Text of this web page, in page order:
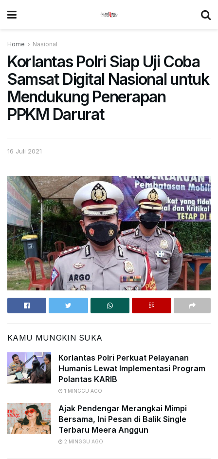
Home Nasional
Korlantas Polri Siap Uji Coba
Samsat Digital Nasional untuk
Mendukung Penerapan
PPKM Darurat
16 Juli 2021
KAMU MUNGKIN SUKA
Korlantas Polri Perkuat Pelayanan
Humanis Lewat Implementasi Program
Polantas KARIB
1 MINGGU AGO
Ajak Pendengar Merangkai Mimpi
Bersama, Ini Pesan di Balik Single
Terbaru Meera Anggun
2 MINGGU AGO